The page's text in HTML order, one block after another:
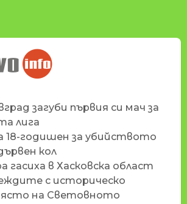
НА
загуби първия си мач за
лига
18-годишен за убийството
кол
гасиха в Хасковска област
с историческо
на Световното